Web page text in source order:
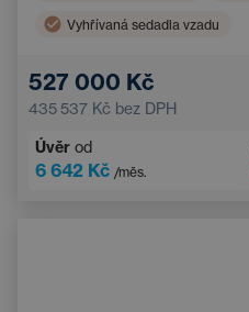
Vyhřívaná sedadla vzadu
Klimatizace
527 000 Kč
435 537 Kč bez DPH
Úvěr od
6 642 Kč /měs.